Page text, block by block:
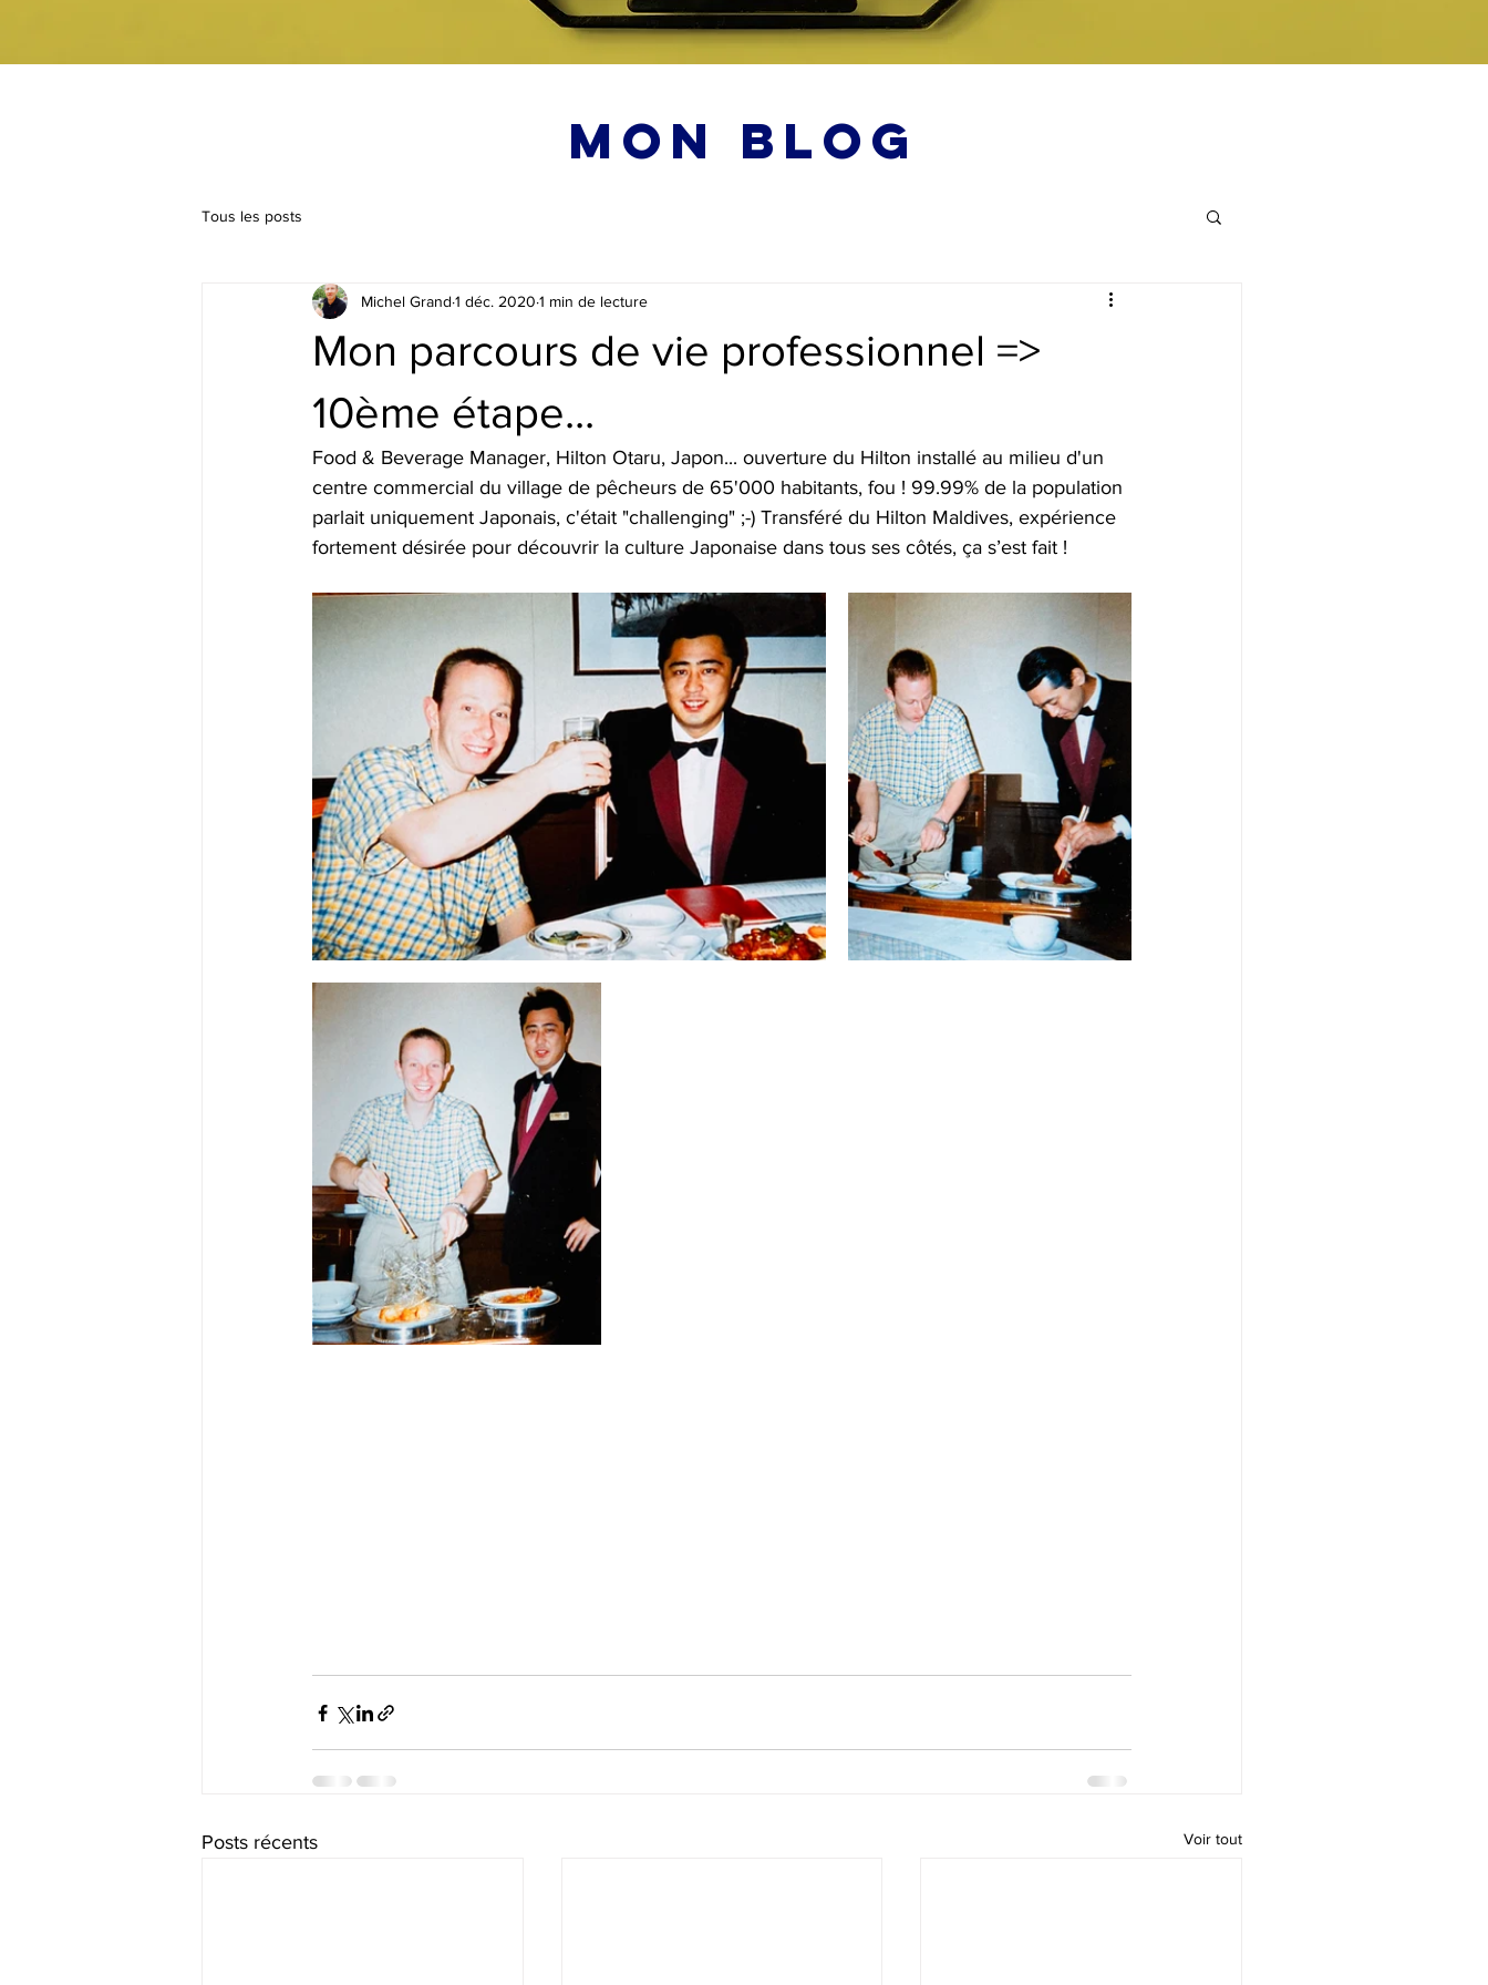
MON BLOG
Tous les posts
Mon parcours de vie professionnel =>
10ème étape...
Michel Grand 1 déc. 2020 1 min de lecture
Food & Beverage Manager, Hilton Otaru, Japon... ouverture du Hilton installé au milieu d'un
centre commercial du village de pêcheurs de 65'000 habitants, fou ! 99.99% de la population
parlait uniquement Japonais, c'était "challenging" ;-) Transféré du Hilton Maldives, expérience
fortement désirée pour découvrir la culture Japonaise dans tous ses côtés, ça s’est fait !
Posts récents Voir tout